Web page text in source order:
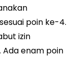
poin ke-4.
izin
Ada enam poin